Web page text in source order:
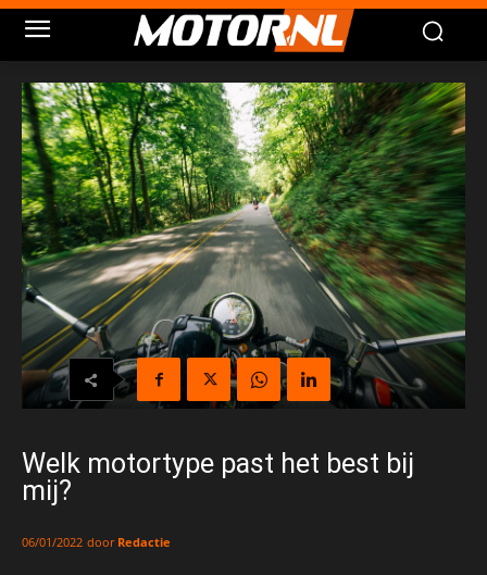
Welk motortype past het best bij
mij?
06/01/2022 door Redactie